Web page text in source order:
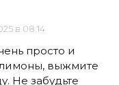
в 08:14
просто и
выжмите
Не забудьте